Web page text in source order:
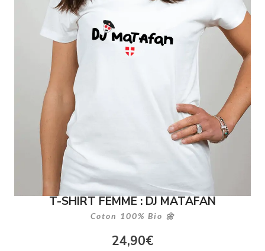
T-SHIRT FEMME : DJ MATAFAN
Coton 100% Bio 🌼
24,90€